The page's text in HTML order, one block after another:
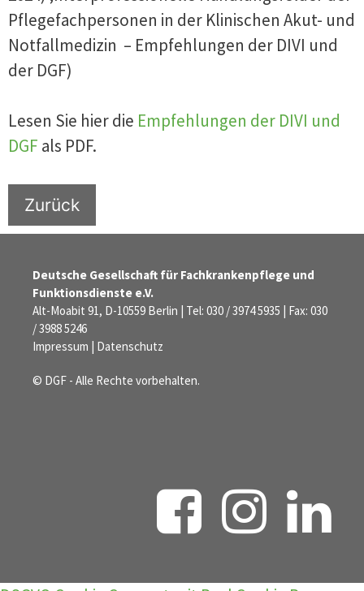
Pflegefachpersonen in der Klinischen Akut- und
Notfallmedizin – Empfehlungen der DIVI und
der DGF)
Lesen Sie hier die Empfehlungen der DIVI und
DGF als PDF.
Zurück
Deutsche Gesellschaft für Fachkrankenpflege und
Funktionsdienste e.V.
Alt-Moabit 91, D-10559 Berlin | Tel: 030 / 3974 5935 | Fax: 030
/ 3988 5246
Impressum | Datenschutz
© DGF - Alle Rechte vorbehalten.